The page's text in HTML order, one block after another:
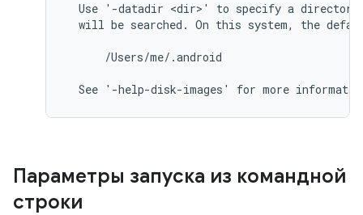
Use '-datadir <dir>' to specify a
will be searched. On this system, the
      /Users/me/.android
Параметры запуска из командной
строки